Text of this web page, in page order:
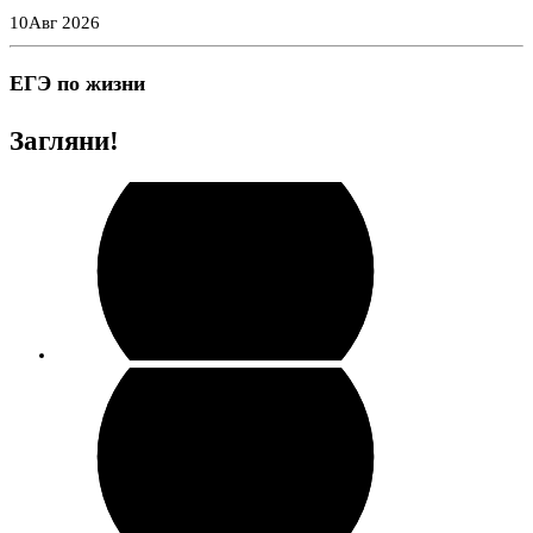
Перейти
к
содержимому
10Авг 2026
ЕГЭ по жизни
Загляни!